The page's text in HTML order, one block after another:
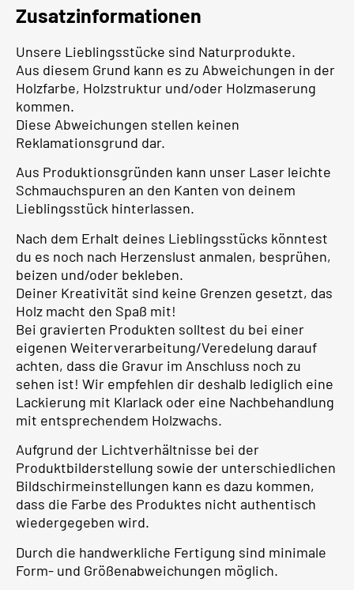
Zusatzinformationen
Unsere Lieblingsstücke sind Naturprodukte.
Aus diesem Grund kann es zu Abweichungen in der
Holzfarbe, Holzstruktur und/oder Holzmaserung
kommen.
Diese Abweichungen stellen keinen
Reklamationsgrund dar.
Aus Produktionsgründen kann unser Laser leichte
Schmauchspuren an den Kanten von deinem
Lieblingsstück hinterlassen.
Nach dem Erhalt deines Lieblingsstücks könntest
du es noch nach Herzenslust anmalen, besprühen,
beizen und/oder bekleben.
Deiner Kreativität sind keine Grenzen gesetzt, das
Holz macht den Spaß mit!
Bei gravierten Produkten solltest du bei einer
eigenen Weiterverarbeitung/Veredelung darauf
achten, dass die Gravur im Anschluss noch zu
sehen ist! Wir empfehlen dir deshalb lediglich eine
Lackierung mit Klarlack oder eine Nachbehandlung
mit entsprechendem Holzwachs.
Aufgrund der Lichtverhältnisse bei der
Produktbilderstellung sowie der unterschiedlichen
Bildschirmeinstellungen kann es dazu kommen,
dass die Farbe des Produktes nicht authentisch
wiedergegeben wird.
Durch die handwerkliche Fertigung sind minimale
Form- und Größenabweichungen möglich.